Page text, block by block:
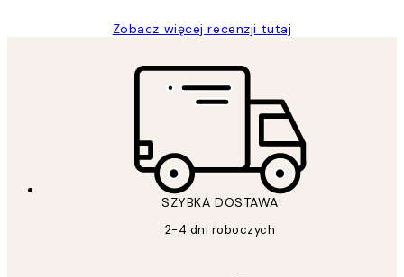
Zobacz więcej recenzji tutaj
SZYBKA DOSTAWA
2-4 dni roboczych